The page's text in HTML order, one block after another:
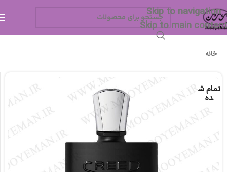
Skip to navigation
Skip to main content
خانه
تمام ش
ده